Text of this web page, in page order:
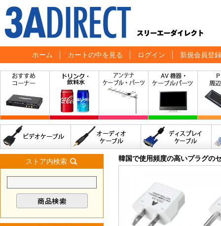
ホーム カートの中を見る ログイン 新規会員登録
ストア内検索 韓国で使用頻度の高いプラグ